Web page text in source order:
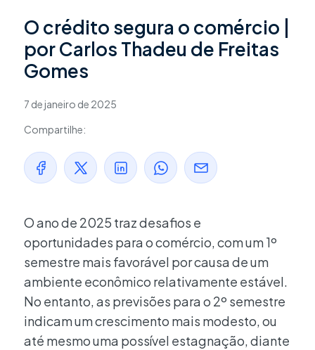
O crédito segura o comércio |
por Carlos Thadeu de Freitas
Gomes
7 de janeiro de 2025
Compartilhe:
O ano de 2025 traz desafios e
oportunidades para o comércio, com um 1º
semestre mais favorável por causa de um
ambiente econômico relativamente estável.
No entanto, as previsões para o 2º semestre
indicam um crescimento mais modesto, ou
até mesmo uma possível estagnação, diante